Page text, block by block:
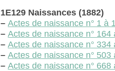
1E129 Naissances (1882)
– Actes de naissance n° 1 à
– Actes de naissance n°
– Actes de naissance n°
– Actes de naissance n°
– Actes de naissance n°